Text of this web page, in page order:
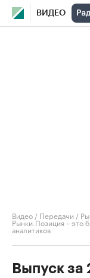
ВИДЕО
Видео / Передачи /
Рынки.Позиция – это
аналитиков
Выпуск за